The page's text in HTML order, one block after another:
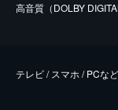
⾼⾳質（DOLBY
テレビ / スマホ / PCな